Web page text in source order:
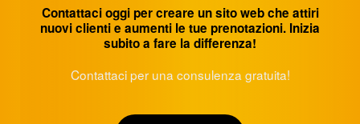
Contattaci oggi per creare un sito web che attiri
nuovi clienti e aumenti le tue prenotazioni. Inizia
subito a fare la differenza!
Contattaci per una consulenza gratuita!